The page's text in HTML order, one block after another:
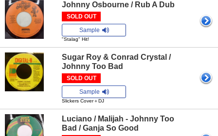
Johnny Osbourne / Rub A Dub
SOLD OUT
Sample
"Stalag" Hit!
Sugar Roy & Conrad Crystal /
Johnny Too Bad
SOLD OUT
Sample
Slickers Cover＋DJ
Luciano / Malijah - Johnny Too
Bad / Ganja So Good